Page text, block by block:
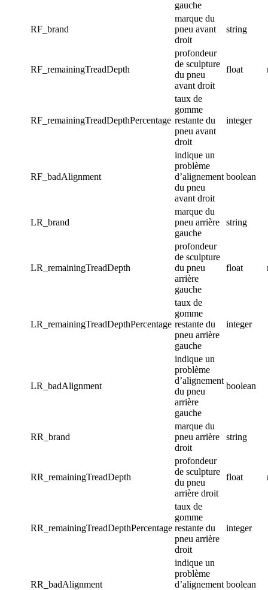
gauche
RF_brand
marque du
pneu avant
droit
string
RF_remainingTreadDepth
profondeur
de sculpture
du pneu
avant droit
float
RF_remainingTreadDepthPercentage
taux de
gomme
restante du
pneu avant
droit
integer
RF_badAlignment
indique un
problème
d’alignement
du pneu
avant droit
boolean
LR_brand
marque du
pneu arrière
gauche
string
LR_remainingTreadDepth
profondeur
de sculpture
du pneu
arrière
gauche
float
LR_remainingTreadDepthPercentage
taux de
gomme
restante du
pneu arrière
gauche
integer
LR_badAlignment
indique un
problème
d’alignement
du pneu
arrière
gauche
boolean
RR_brand
marque du
pneu arrière
droit
string
RR_remainingTreadDepth
profondeur
de sculpture
du pneu
arrière droit
float
RR_remainingTreadDepthPercentage
taux de
gomme
restante du
pneu arrière
droit
integer
RR_badAlignment
indique un
problème
d’alignement boolean